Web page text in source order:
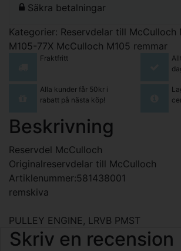
Säkra betalningar
Kategorier: Reservdelar till McCulloch
M105-77X McCulloch M105 remmar
Fraktfritt
Alla kunder får 50kr i
rabatt på nästa köp!
Beskrivning
Reservdel McCulloch
Originalreservdelar till McCulloch
Artiklenummer:581438001
remskiva
PULLEY ENGINE, LRVB PMST
Skriv en recension